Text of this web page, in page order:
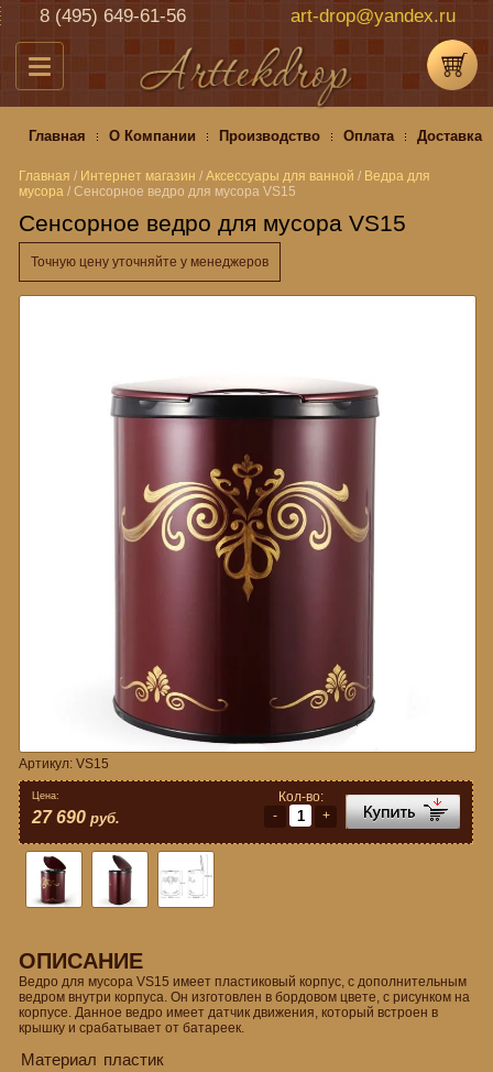
8 (495) 649-61-56 art-drop@yandex.ru
Главная О Компании Производство Оплата Доставка
Главная / Интернет магазин / Аксессуары для ванной / Ведра для
мусора / Сенсорное ведро для мусора VS15
Сенсорное ведро для мусора VS15
Точную цену уточняйте у менеджеров
Артикул: VS15
Кол-во:
-
+
Цена:
27 690 руб.
ОПИСАНИЕ
Ведро для мусора VS15 имеет пластиковый корпус, с дополнительным
ведром внутри корпуса. Он изготовлен в бордовом цвете, с рисунком на
корпусе. Данное ведро имеет датчик движения, который встроен в
крышку и срабатывает от батареек.
Материал пластик